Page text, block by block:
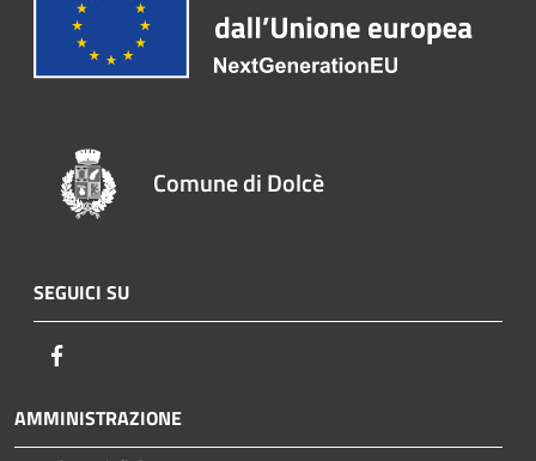
Comune di Dolcè
SEGUICI SU
AMMINISTRAZIONE